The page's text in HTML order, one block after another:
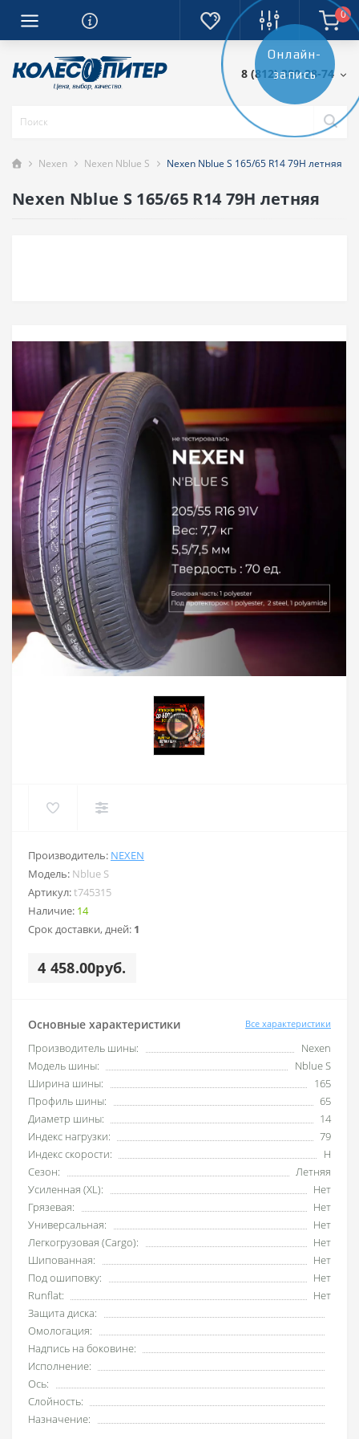
0
8 (812) 389-28-74
Nexen Nexen Nblue S Nexen Nblue S 165/65 R14 79H летняя
Nexen Nblue S 165/65 R14 79H летняя
Производитель: NEXEN
Модель: Nblue S
Артикул:t745315
Наличие: 14
Срок доставки, дней: 1
4 458.00руб.
Основные характеристики Все характеристики
Производитель шины:
Nexen
Модель шины:
Nblue S
Ширина шины:
165
Профиль шины:
65
Диаметр шины:
14
Индекс нагрузки:
79
Индекс скорости:
H
Сезон:
Летняя
Усиленная (XL):
Нет
Грязевая:
Нет
Универсальная:
Нет
Легкогрузовая (Cargo):
Нет
Шипованная:
Нет
Под ошиповку:
Нет
Runflat:
Нет
Защита диска:
Омологация:
Надпись на боковине:
Исполнение:
Ось:
Слойность:
Назначение:
Онлайн-
запись